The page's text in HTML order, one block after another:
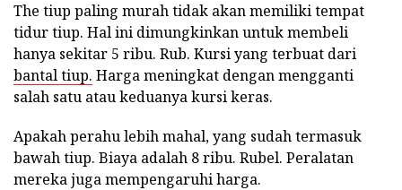
The tiup paling murah tidak akan memiliki tempat
tidur tiup. Hal ini dimungkinkan untuk membeli
hanya sekitar 5 ribu. Rub. Kursi yang terbuat dari
bantal tiup. Harga meningkat dengan mengganti
salah satu atau keduanya kursi keras.
Apakah perahu lebih mahal, yang sudah termasuk
bawah tiup. Biaya adalah 8 ribu. Rubel. Peralatan
mereka juga mempengaruhi harga.